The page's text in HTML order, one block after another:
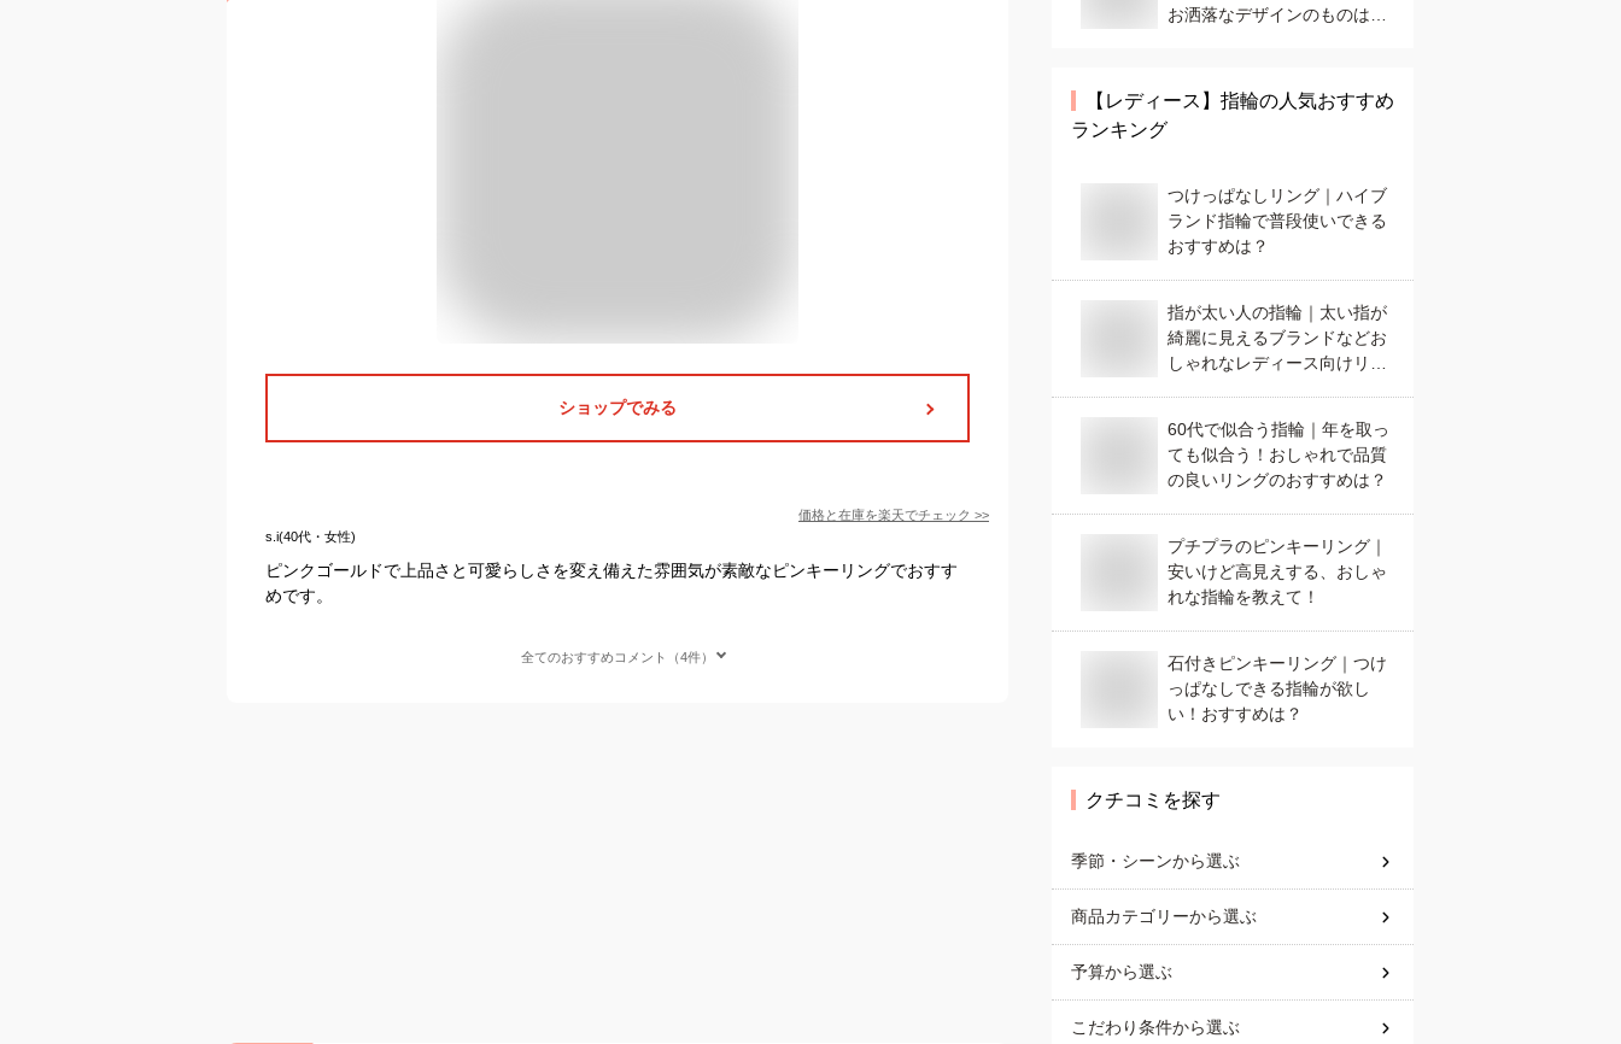
ショップでみる
価格と在庫を楽天でチェック >>
s.i(40代・女性)
ピンクゴールドで上品さと可愛らしさを変え備えた雰囲気が素敵なピンキーリングでおすす
めです。
全てのおすすめコメント（4件）
お洒落なデザインのものはあ
【レディース】 指輪の人気おすすめ
ランキング
つけっぱなしリング｜ハイブ
ランド指輪で普段使いできる
おすすめは？
指が太い人の指輪｜太い指が
綺麗に見えるブランドなどお
しゃれなレディース向けリン
60代で似合う指輪｜年を取っ
ても似合う！おしゃれで品質
の良いリングのおすすめは？
プチプラのピンキーリング｜
安いけど高見えする、おしゃ
れな指輪を教えて！
石付きピンキーリング｜つけ
っぱなしできる指輪が欲し
い！おすすめは？
クチコミを探す
季節・シーンから選ぶ
商品カテゴリーから選ぶ
予算から選ぶ
こだわり条件から選ぶ